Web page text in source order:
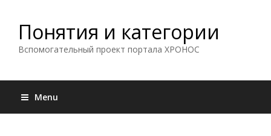
Понятия и категории
Вспомогательный проект портала ХРОНОС
Menu